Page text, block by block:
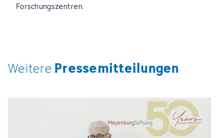
Forschungszentren.
Weitere Pressemitteilungen